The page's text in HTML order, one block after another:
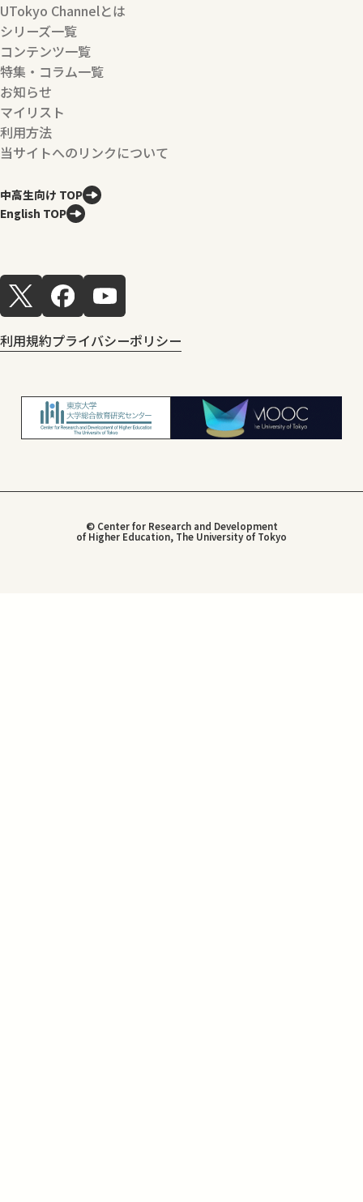
UTokyo Channelとは
シリーズ一覧
コンテンツ一覧
特集・コラム一覧
お知らせ
マイリスト
利用方法
当サイトへのリンクについて
中高生向け TOP
English TOP
利用規約プライバシーポリシー
© Center for Research and Development
of Higher Education, The University of Tokyo